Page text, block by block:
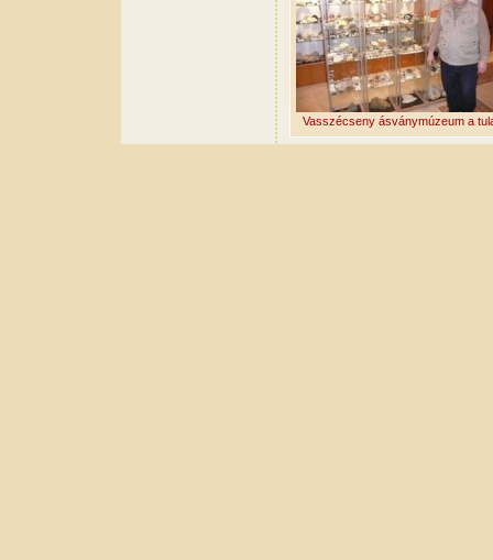
Vasszécseny ásványmúzeum a